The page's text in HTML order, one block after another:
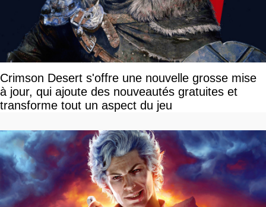
Crimson Desert s'offre une nouvelle grosse mise
à jour, qui ajoute des nouveautés gratuites et
transforme tout un aspect du jeu